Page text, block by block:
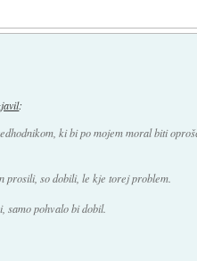
:
ki bi po mojem moral biti
prosili, so dobili, le kje torej problem.
samo pohvalo bi dobil.